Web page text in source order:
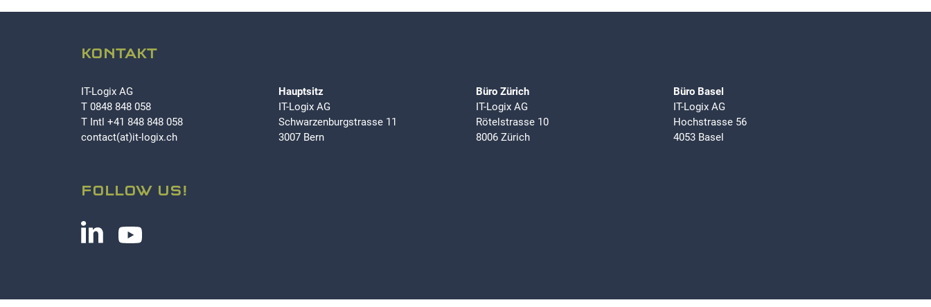
KONTAKT
IT-Logix AG
T 0848 848 058
T Intl +41 848 848 058
contact(at)it-logix.ch
Hauptsitz
IT-Logix AG
Schwarzenburgstrasse 11
3007 Bern
Büro Zürich
IT-Logix AG
Rötelstrasse 10
8006 Zürich
Büro Basel
IT-Logix AG
Hochstrasse 56
4053 Basel
FOLLOW US!